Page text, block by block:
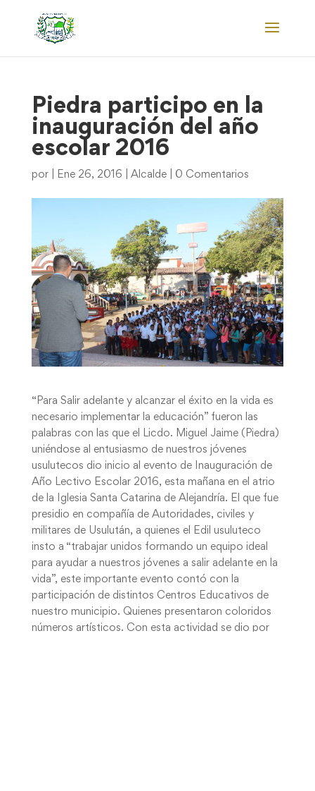
Piedra participo en la
inauguración del año
escolar 2016
por Ene 26, 2016 Alcalde| 0 Comentarios
“Para Salir adelante y alcanzar el éxito en la vida es
necesario implementar la educación” fueron las
palabras con las que el Licdo. Miguel Jaime (Piedra)
uniéndose al entusiasmo de nuestros jóvenes
usulutecos dio inicio al evento de Inauguración de
Año Lectivo Escolar 2016, esta mañana en el atrio
de la Iglesia Santa Catarina de Alejandría. El que fue
presidio en compañía de Autoridades, civiles y
militares de Usulután, a quienes el Edil usuluteco
insto a “trabajar unidos formando un equipo ideal
para ayudar a nuestros jóvenes a salir adelante en la
vida”, este importante evento contó con la
participación de distintos Centros Educativos de
nuestro municipio. Quienes presentaron coloridos
números artísticos. Con esta actividad se dio por